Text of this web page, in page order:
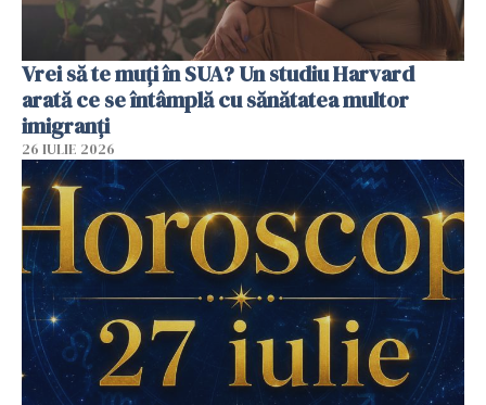
Vrei să te muți în SUA? Un studiu Harvard
arată ce se întâmplă cu sănătatea multor
imigranți
26 IULIE 2026